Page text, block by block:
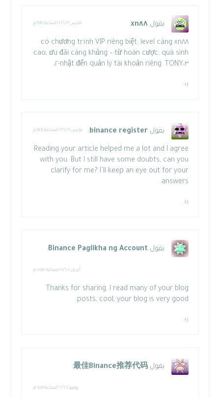
يقول xn٨٨: مارس ٣, ٢٠٢٦ الساعة ٩:١٧ م
xn٨٨ có chương trình VIP riêng biệt: level càng
cao, ưu đãi càng khủng – từ hoàn cược, quà sinh
nhật đến quản lý tài khoản riêng. TONY٠٣-٠٢
رد
يقول binance register
: مارس ٢٦, ٢٠٢٦ الساعة ١١:٢٨ م
Reading your article helped me a lot and I agree
with you. But I still have some doubts, can you
clarify for me? I’ll keep an eye out for your
answers.
رد
يقول Binance Paglikha ng Account
:
أبريل ١٠, ٢٠٢٦ الساعة ٨:٤٧ م
Thanks for sharing. I read many of your blog
posts, cool, your blog is very good.
رد
يقول 最佳Binance推荐代码
:
يونيو ٢, ٢٠٢٦ الساعة ٩:٥٩ م